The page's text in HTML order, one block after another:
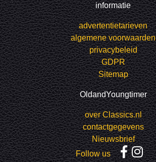
informatie
advertentietarieven
algemene voorwaarden
privacybeleid
GDPR
Sitemap
OldandYoungtimer
over Classics.nl
contactgegevens
Nieuwsbrief
Follow us